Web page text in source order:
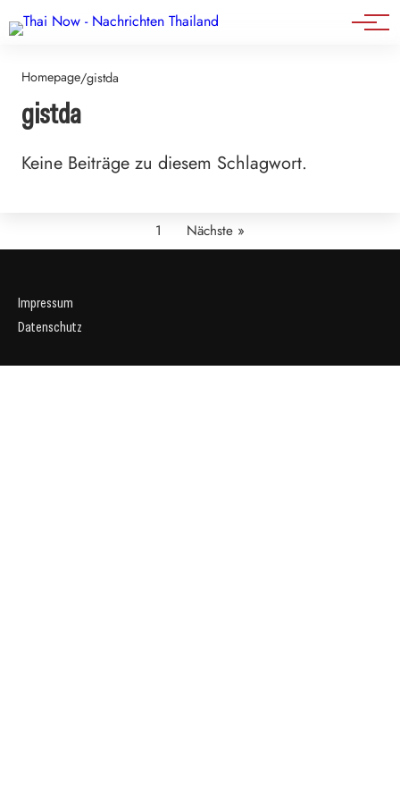
Events
Homepage/gistda
gistda
Keine Beiträge zu diesem Schlagwort.
1 Nächste »
Impressum
Datenschutz